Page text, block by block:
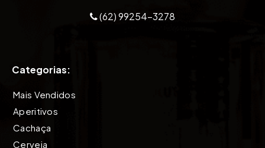
(62) 99254-3278
Categorias:
Mais Vendidos
Aperitivos
Cachaça
Cerveja